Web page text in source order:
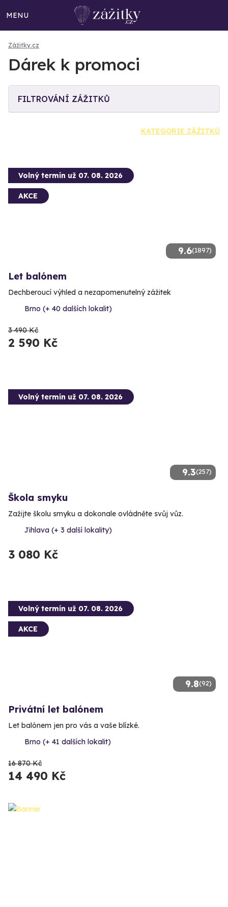
MENU
Zážitky.cz
Dárek k promoci
FILTROVÁNÍ ZÁŽITKŮ
KATEGORIE ZÁŽITKŮ
9.6(1897)
Volný termín už 07. 08. 2026
AKCE
Let balónem
Dechberoucí výhled a nezapomenutelný zážitek
Brno (+ 40 dalších lokalit)
3 490 Kč
2 590 Kč
9.3(257)
Volný termín už 07. 08. 2026
Škola smyku
Zažijte školu smyku a dokonale ovládněte svůj vůz.
Jihlava (+ 3 další lokality)
3 080 Kč
9.8(92)
Volný termín už 07. 08. 2026
AKCE
Privátní let balónem
Let balónem jen pro vás a vaše blízké.
Brno (+ 41 dalších lokalit)
16 870 Kč
14 490 Kč